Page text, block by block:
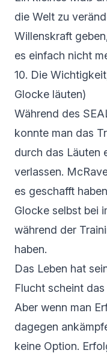
die Welt zu
Willenskraft
es einfach nicht
10. Die
Glocke läuten)
Während des
konnte man das
durch das Läuten
verlassen.
es geschafft
Glocke selbst bei
während der
haben.
Das Leben hat
Flucht scheint
Aber wenn man
dagegen
keine Option.